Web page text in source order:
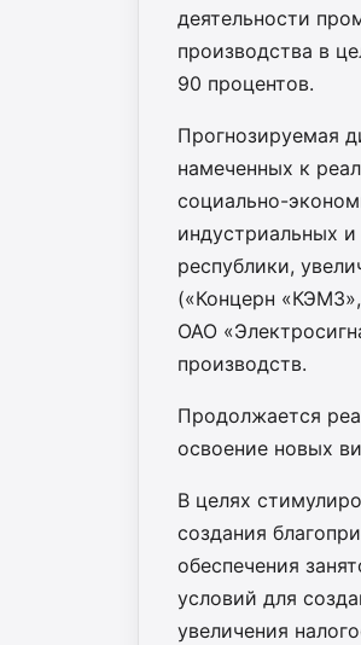
деятельности
производства в
90 процентов.
Прогнозируемая
намеченных к
социально-
индустриальных
республики,
(«Концерн
ОАО
производств.
Продолжается
освоение новых
В целях
создания
обеспечения
условий для
увеличения